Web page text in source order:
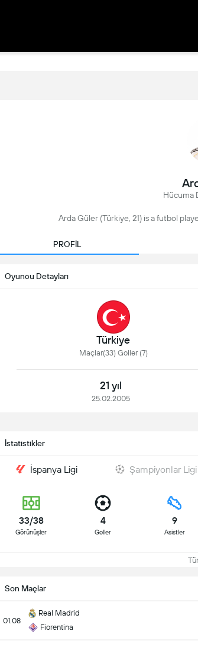
Hücuma
Arda Güler (Türkiye, 21) is a futbol
PROFİL
Oyuncu Detayları
Türkiye
Maçlar(33) Goller (7)
21 yıl
25.02.2005
İstatistikler
İspanya Ligi Şampiyonlar Ligi
33/38
Görünüşler
4
Goller
9
Asistler
Son Maçlar
01.08
Real Madrid
Fiorentina